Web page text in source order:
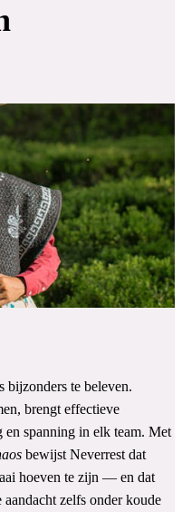
bijzonders te beleven.
brengt effectieve
spanning in elk team. Met
bewijst Neverrest dat
hoeven te zijn — en dat
zelfs onder koude